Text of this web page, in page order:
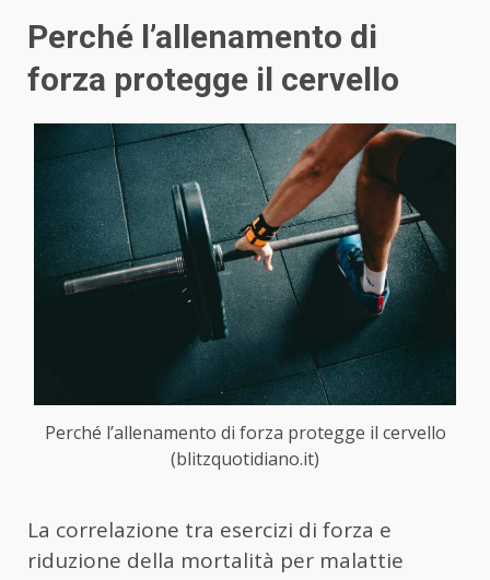
Perché l’allenamento di
forza protegge il cervello
Perché l’allenamento di forza protegge il cervello
(blitzquotidiano.it)
La correlazione tra esercizi di forza e
riduzione della mortalità per malattie